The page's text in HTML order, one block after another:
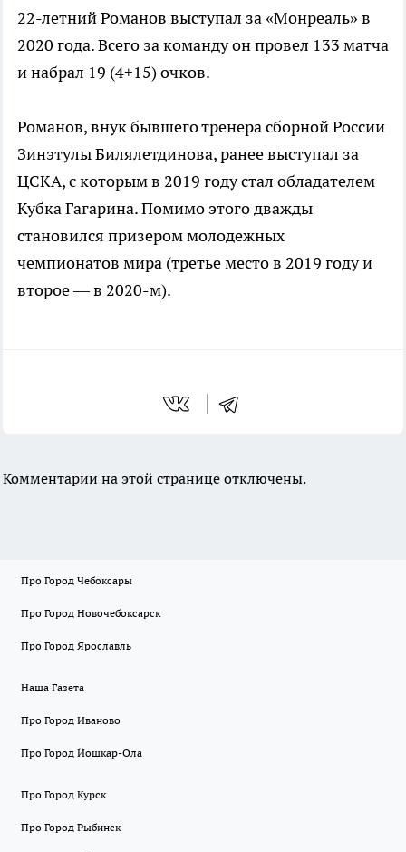
22-летний Романов выступал за «Монреаль» в
2020 года. Всего за команду он провел 133 матча
и набрал 19 (4+15) очков.
Романов, внук бывшего тренера сборной России
Зинэтулы Билялетдинова, ранее выступал за
ЦСКА, с которым в 2019 году стал обладателем
Кубка Гагарина. Помимо этого дважды
становился призером молодежных
чемпионатов мира (третье место в 2019 году и
второе — в 2020-м).
Комментарии на этой странице отключены.
Про Город Чебоксары
Про Город Новочебоксарск
Про Город Ярославль
Наша Газета
Про Город Иваново
Про Город Йошкар-Ола
Про Город Курск
Про Город Рыбинск